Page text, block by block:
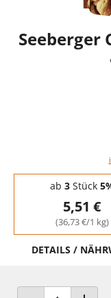
Seeberger
Staffelpreise -
ab 3Stück
5,51 €
(36,73 €/1 kg)
DETAILS /